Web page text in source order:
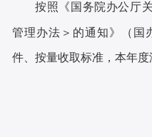
按照《国务院办公厅
管理办法＞的通知》（国
件、按量收取标准，本年度